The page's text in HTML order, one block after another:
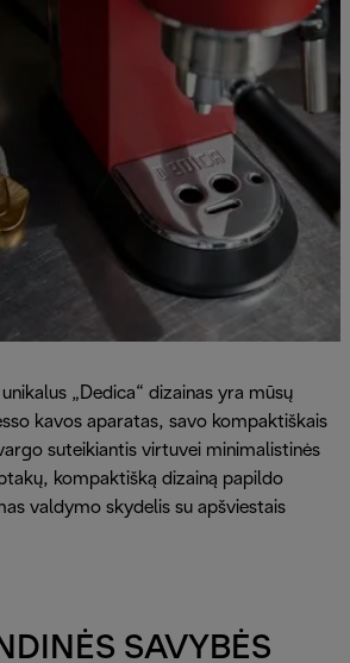
„Dedica“ dizainas yra mūsų
kavos aparatas, savo kompaktiškais
suteikiantis virtuvei minimalistinės
kompaktišką dizainą papildo
valdymo skydelis su apšviestais
SAVYBĖS